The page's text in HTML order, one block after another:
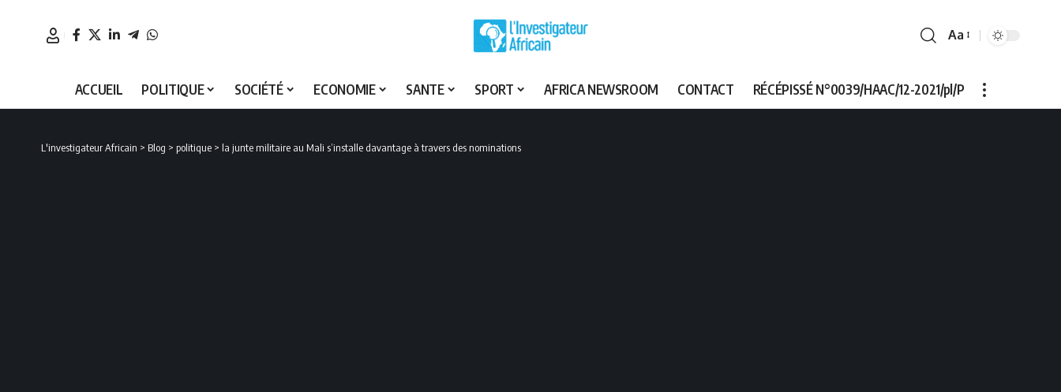
Font
Aa
ACCUEIL POLITIQUE SOCIÉTÉ ECONOMIE SANTE SPORT AFRICA NEWSROOM CONTACT RÉCÉPISSÉ N°0039/HAAC/12-2021/pl/P
L'investigateur Africain > Blog > politique > la junte militaire au Mali s’installe davantage à travers des nominations